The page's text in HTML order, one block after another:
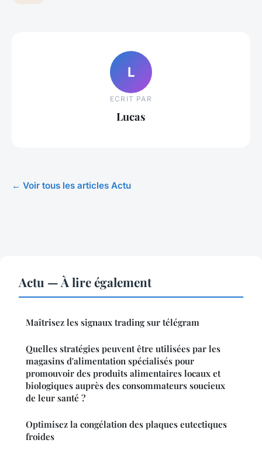
L
ECRIT PAR
Lucas
← Voir tous les articles Actu
Actu — À lire également
Maîtrisez les signaux trading sur télégram
Quelles stratégies peuvent être utilisées par les
magasins d'alimentation spécialisés pour
promouvoir des produits alimentaires locaux et
biologiques auprès des consommateurs soucieux
de leur santé ?
Optimisez la congélation des plaques eutectiques
froides